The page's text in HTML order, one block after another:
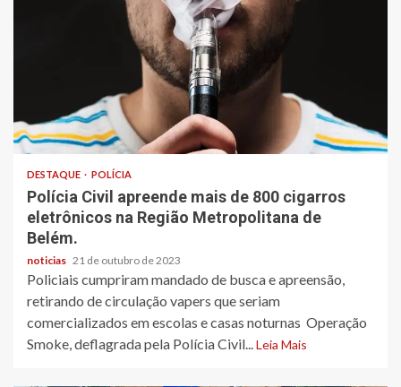
DESTAQUE POLÍCIA
Polícia Civil apreende mais de 800 cigarros
eletrônicos na Região Metropolitana de
Belém.
noticias 21 de outubro de 2023
Policiais cumpriram mandado de busca e apreensão,
retirando de circulação vapers que seriam
comercializados em escolas e casas noturnas Operação
Smoke, deflagrada pela Polícia Civil...Leia Mais